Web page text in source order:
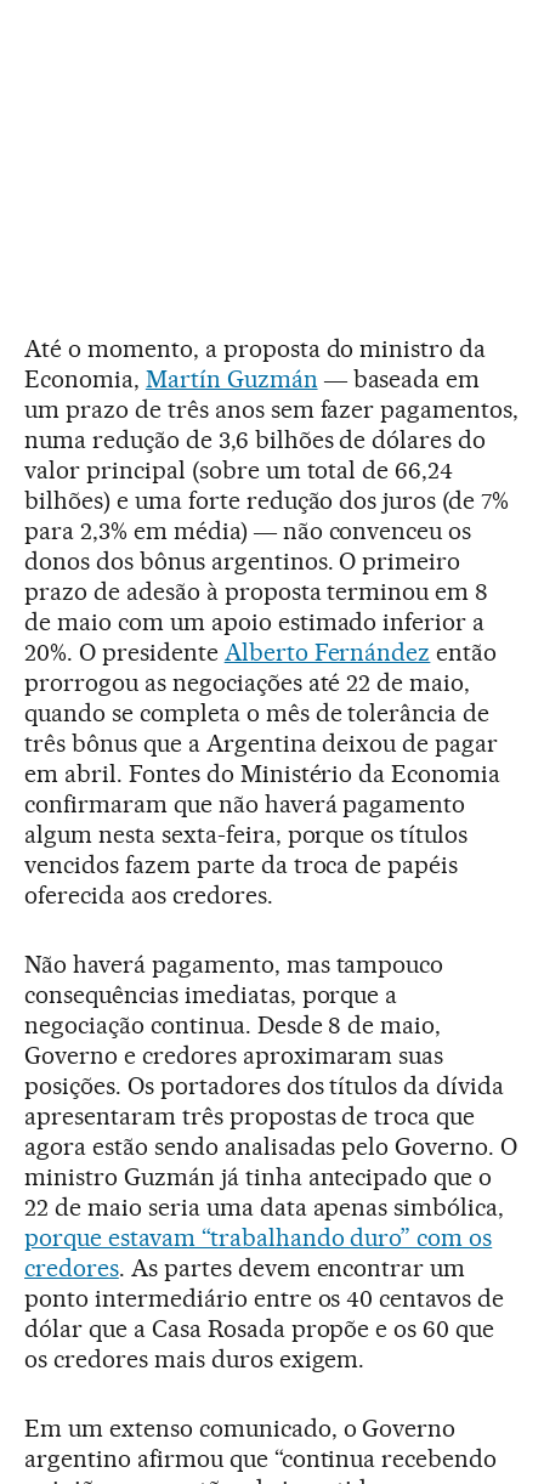
Até o momento, a proposta do ministro da
Economia, Martín Guzmán ― baseada em
um prazo de três anos sem fazer pagamentos,
numa redução de 3,6 bilhões de dólares do
valor principal (sobre um total de 66,24
bilhões) e uma forte redução dos juros (de 7%
para 2,3% em média) ― não convenceu os
donos dos bônus argentinos. O primeiro
prazo de adesão à proposta terminou em 8
de maio com um apoio estimado inferior a
20%. O presidente Alberto Fernández então
prorrogou as negociações até 22 de maio,
quando se completa o mês de tolerância de
três bônus que a Argentina deixou de pagar
em abril. Fontes do Ministério da Economia
confirmaram que não haverá pagamento
algum nesta sexta-feira, porque os títulos
vencidos fazem parte da troca de papéis
oferecida aos credores.
Não haverá pagamento, mas tampouco
consequências imediatas, porque a
negociação continua. Desde 8 de maio,
Governo e credores aproximaram suas
posições. Os portadores dos títulos da dívida
apresentaram três propostas de troca que
agora estão sendo analisadas pelo Governo. O
ministro Guzmán já tinha antecipado que o
22 de maio seria uma data apenas simbólica,
porque estavam “trabalhando duro” com os
credores. As partes devem encontrar um
ponto intermediário entre os 40 centavos de
dólar que a Casa Rosada propõe e os 60 que
os credores mais duros exigem.
Em um extenso comunicado, o Governo
argentino afirmou que “continua recebendo